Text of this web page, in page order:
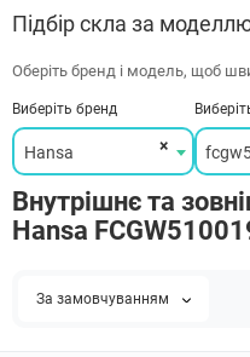
Підбір скла за
Оберіть бренд і модель, щоб
Виберіть бренд
×
Hansa
Внутрішнє та
Hansa
За замовчуванням